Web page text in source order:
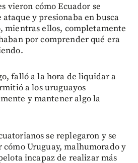
vieron cómo Ecuador se
y presionaba en busca
mientras ellos, completamente
por comprender qué era
falló a la hora de liquidar a
a los uruguayos
y mantener algo la
se replegaron y se
Uruguay, malhumorado y
incapaz de realizar más